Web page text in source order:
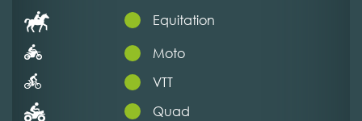
Equitation
Moto
VTT
Quad